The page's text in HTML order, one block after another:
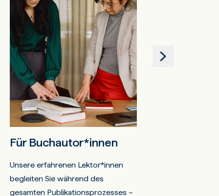
Für Buchautor*innen
Unsere erfahrenen Lektor*innen
begleiten Sie während des
gesamten Publikationsprozesses –